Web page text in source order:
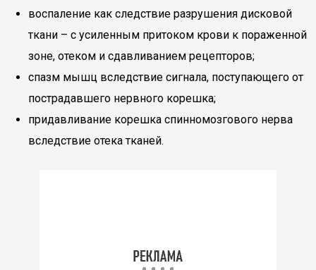
воспаление как следствие разрушения дисковой
ткани – с усиленным притоком крови к пораженной
зоне, отеком и сдавливанием рецепторов;
спазм мышц вследствие сигнала, поступающего от
пострадавшего нервного корешка;
придавливание корешка спинномозгового нерва
вследствие отека тканей.